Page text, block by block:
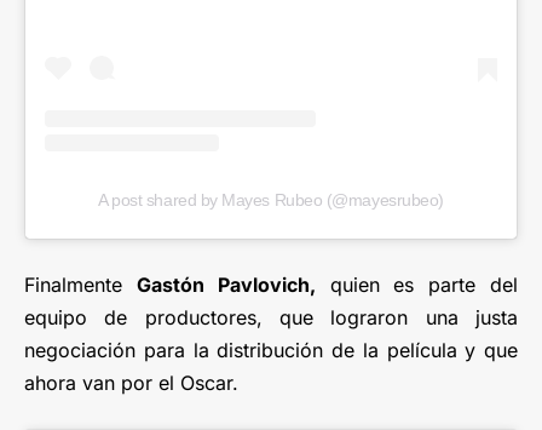
A post shared by Mayes Rubeo (@mayesrubeo)
Finalmente Gastón Pavlovich, quien es parte del
equipo de productores, que lograron una justa
negociación para la distribución de la película y que
ahora van por el Oscar.